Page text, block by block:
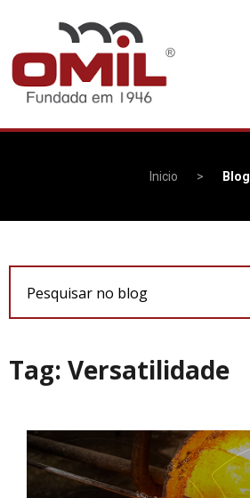
Inicio > Blog
Tag: Versatilidade
Pesquisar no blog